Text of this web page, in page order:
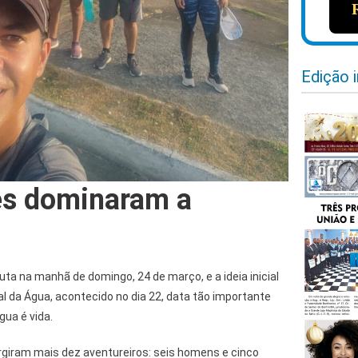
dominaram a
na manhã de domingo, 24 de março, e a ideia inicial
da Água, acontecido no dia 22, data tão importante
é vida.
mais dez aventureiros: seis homens e cinco
Edição